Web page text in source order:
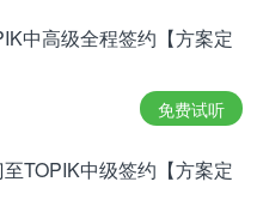
一家银行，系统会弹出
框中），童鞋们可自行
账。
보”下的“접수내역”确
中高级全程签约【方案定
免费试听
TOPIK中级签约【方案定